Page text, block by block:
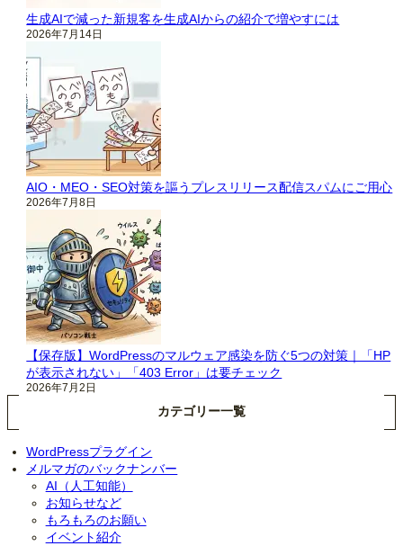
生成AIで減った新規客を生成AIからの紹介で増やすには
2026年7月14日
AIO・MEO・SEO対策を謳うプレスリリース配信スパムにご用心
2026年7月8日
【保存版】WordPressのマルウェア感染を防ぐ5つの対策｜「HP
が表示されない」「403 Error」は要チェック
2026年7月2日
カテゴリー一覧
WordPressプラグイン
メルマガのバックナンバー
AI（人工知能）
お知らせなど
もろもろのお願い
イベント紹介